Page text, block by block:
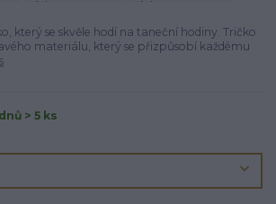
který se skvěle hodí na taneční hodiny. Tričko
materiálu, který se přizpůsobí každému
> 5 ks